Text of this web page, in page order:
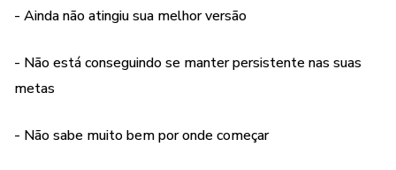
- Ainda não atingiu sua melhor versão
- Não está conseguindo se manter persistente nas suas
metas
- Não sabe muito bem por onde começar